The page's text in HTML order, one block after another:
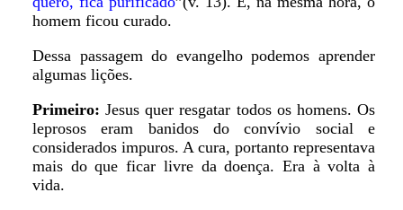
homem ficou curado.
Dessa passagem do evangelho podemos aprender
algumas lições.
Primeiro: Jesus quer resgatar todos os homens. Os
leprosos eram banidos do convívio social e
considerados impuros. A cura, portanto representava
mais do que ficar livre da doença. Era à volta à
vida.